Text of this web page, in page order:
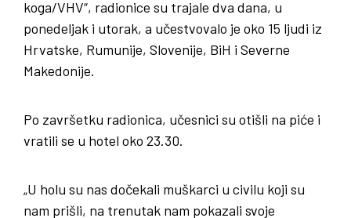
koga/VHV“, radionice su trajale dva dana, u
ponedeljak i utorak, a učestvovalo je oko 15 ljudi iz
Hrvatske, Rumunije, Slovenije, BiH i Severne
Makedonije.
Po završetku radionica, učesnici su otišli ​​na piće i
vratili se u hotel oko 23.30.
„U holu su nas dočekali muškarci u civilu koji su
nam prišli, na trenutak nam pokazali svoje